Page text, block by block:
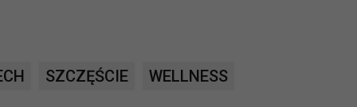
SZCZĘŚCIE WELLNESS
do Twoich potrzeb i zainteresowań,